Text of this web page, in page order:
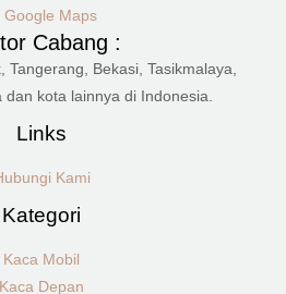
Google Maps
Cabang :
Tangerang, Bekasi, Tasikmalaya,
kota lainnya di Indonesia.
Links
Kami
Kategori
Kaca Mobil
Kaca Depan